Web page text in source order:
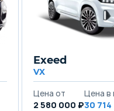
Exeed
VX
Цена от
2 580 000 ₽
Цена в
30